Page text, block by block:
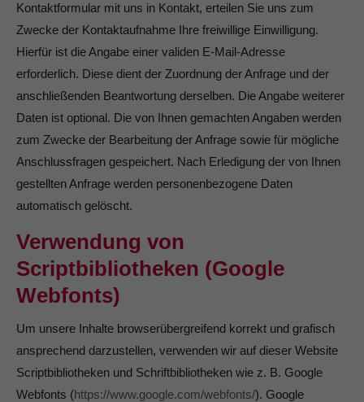
Kontaktformular mit uns in Kontakt, erteilen Sie uns zum
Zwecke der Kontaktaufnahme Ihre freiwillige Einwilligung.
Hierfür ist die Angabe einer validen E-Mail-Adresse
erforderlich. Diese dient der Zuordnung der Anfrage und der
anschließenden Beantwortung derselben. Die Angabe weiterer
Daten ist optional. Die von Ihnen gemachten Angaben werden
zum Zwecke der Bearbeitung der Anfrage sowie für mögliche
Anschlussfragen gespeichert. Nach Erledigung der von Ihnen
gestellten Anfrage werden personenbezogene Daten
automatisch gelöscht.
Verwendung von
Scriptbibliotheken (Google
Webfonts)
Um unsere Inhalte browserübergreifend korrekt und grafisch
ansprechend darzustellen, verwenden wir auf dieser Website
Scriptbibliotheken und Schriftbibliotheken wie z. B. Google
Webfonts (https://www.google.com/webfonts/). Google